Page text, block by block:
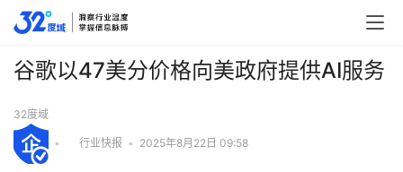
谷歌以47美分价格向美政府提供AI服务
32度域
• 行业快报 • 2025年8月22日 09:58